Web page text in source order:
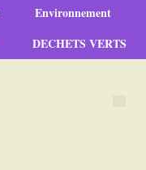
Environnement
DECHETS VERTS